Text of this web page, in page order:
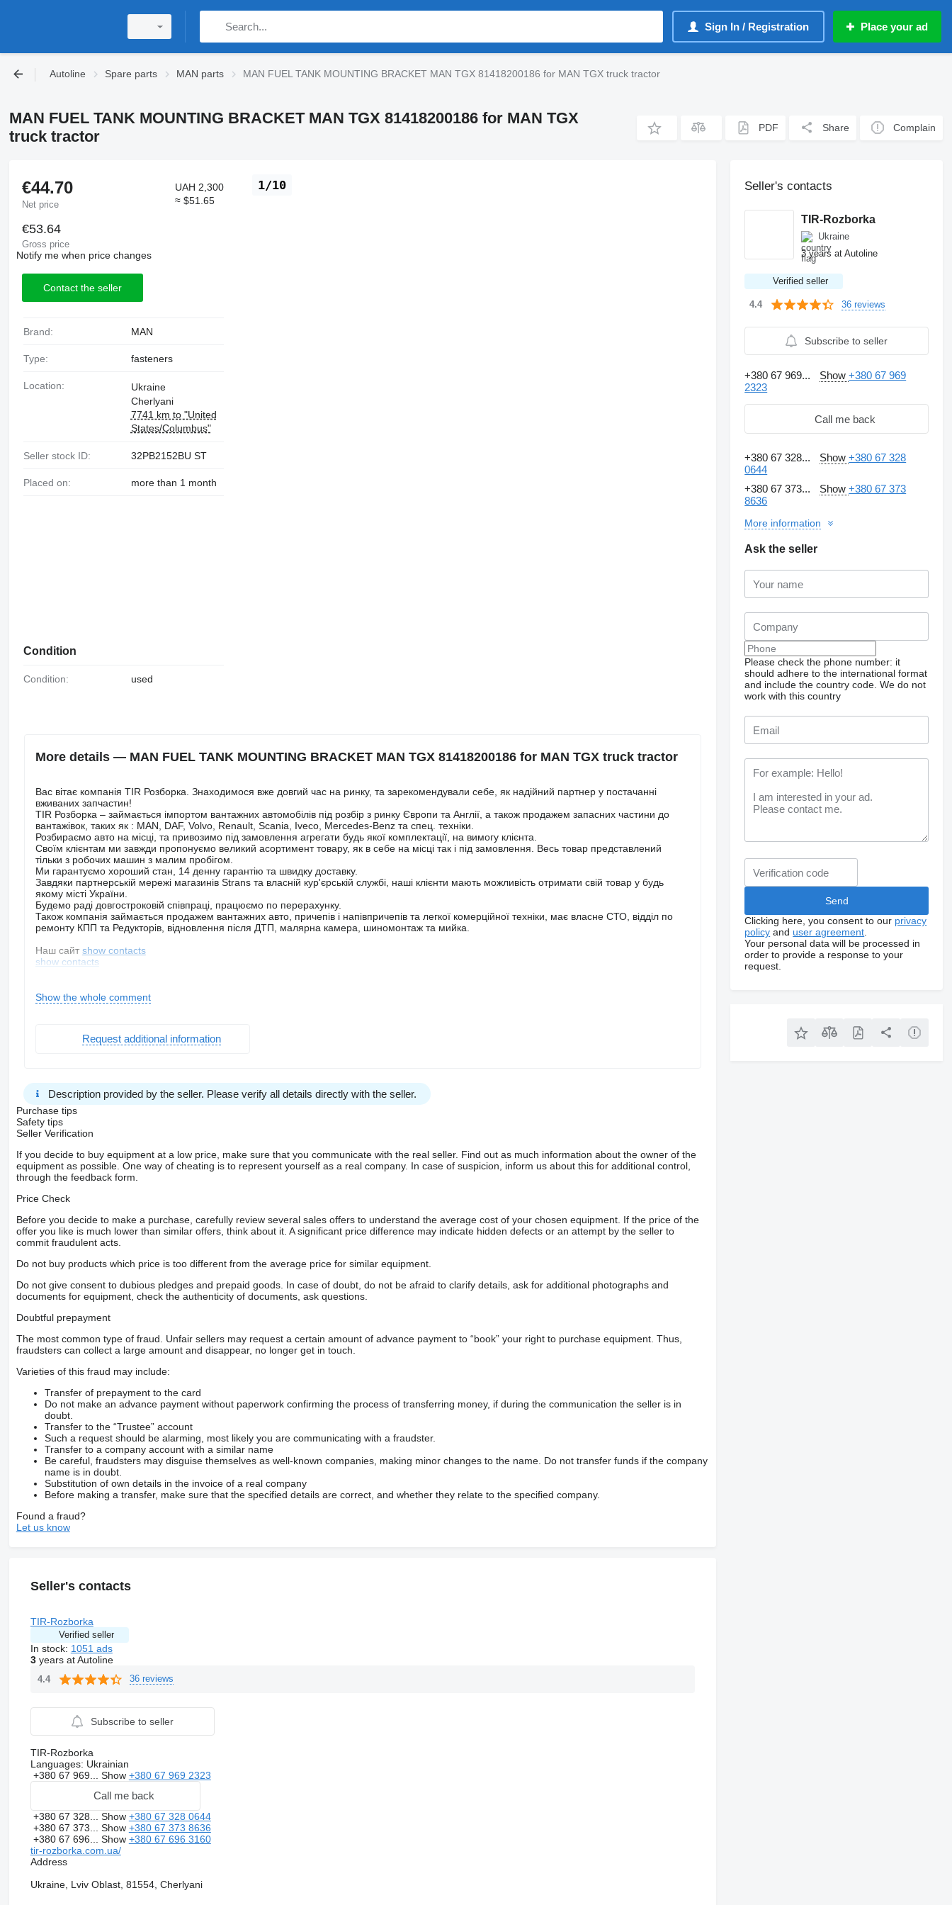
Sign In / Registration Place your ad
Autoline Spare parts MAN parts MAN FUEL TANK MOUNTING BRACKET MAN TGX 81418200186 for MAN TGX truck tractor
MAN FUEL TANK MOUNTING BRACKET MAN TGX 81418200186 for MAN TGX
truck tractor
PDF Share Complain
1/10
€44.70
Net price
UAH 2,300
≈ $51.65
€53.64
Gross price
Notify me when price changes
Contact the seller
Brand: MAN
Type: fasteners
Location:
Ukraine
Cherlyani
7741 km to "United
States/Columbus"
Seller stock ID: 32PB2152BU ST
Placed on: more than 1 month
Condition
Condition: used
More details — MAN FUEL TANK MOUNTING BRACKET MAN TGX 81418200186 for MAN TGX truck tractor
Вас вітає компанія TIR Розборка. Знаходимося вже довгий час на ринку, та зарекомендували себе, як надійний партнер у постачанні
вживаних запчастин!
TIR Розборка – займається імпортом вантажних автомобілів під розбір з ринку Європи та Англії, а також продажем запасних частини до
вантажівок, таких як : MAN, DAF, Volvo, Renault, Scania, Iveco, Mercedes-Benz та спец. техніки.
Розбираємо авто на місці, та привозимо під замовлення агрегати будь якої комплектації, на вимогу клієнта.
Своїм клієнтам ми завжди пропонуємо великий асортимент товару, як в себе на місці так і під замовлення. Весь товар представлений
тільки з робочих машин з малим пробігом.
Ми гарантуємо хороший стан, 14 денну гарантію та швидку доставку.
Завдяки партнерській мережі магазинів Strans та власній кур'єрській службі, наші клієнти мають можливість отримати свій товар у будь
якому місті України.
Будемо раді довгостроковій співпраці, працюємо по перерахунку.
Також компанія займається продажем вантажних авто, причепів і напівпричепів та легкої комерційної техніки, має власне СТО, відділ по
ремонту КПП та Редукторів, відновлення після ДТП, малярна камера, шиномонтаж та мийка.
Наш сайт show contacts
show contacts
КРОНШТЕЙН КРІПЛЕННЯ БАКА ПАЛИВА MAN TGX 81418200186 – ОРИГІНАЛ З РОЗБОРКИ
Потрібне надійне кріплення паливного бака для MAN TGX? У нас є перевірене рішення!
фіксацію бака на рамі автомобіля навіть у складних умовах експлуатації.
Модель авто: MAN TGX
Тип деталі: кронштейн кріплення паливного бака
Оригінальний номер: 81418200186
Стан: оригінал з розборки
Матеріал: метал
Деталь демонтована з вантажного автомобіля MAN без пошкоджень.
Перевірена, не має деформацій чи критичних дефектів. Повністю готова до встановлення та подальшої експлуатації.
Сумісність:
Підходить для:
MAN TGX
(можлива сумісність з іншими моделями MAN – уточнюйте у менеджера)
Переваги:
Оригінальна якість MAN
Висока міцність і довговічність
Стійкість до навантажень і вібрацій
Точна посадка без доопрацювань
Готовий до встановлення
Ціна: 2 300 грн
Доставка та видача:
Швидка доставка по всій Україні
Безкоштовний самовивіз у понад 50 партнерських точках Strans
Гарантована сумісність, швидке встановлення та оригінальна якість – усе, що потрібно для впевненого ремонту.
Усі запчастини проходять перевірку перед продажем.
Більш детально про кожну запчастину є в інших наших оголошеннях
Ми знаходимося:
Київ: вул. вул.Будіндустрії, 7
Отримання: безкоштовна доставка по всій мережі Strans, самовивіз, курʼєр, таксі, нова пошта.
Спосіб оплати: накладений платіж, на карту ПриватБанк, на розрахунки реквізити ФОП, Пром-оплата, безготівка з ПДВ (уточнюйте ціну та
Київ:
Львів:
Ціна і якість приємно здивують Вас. Будемо раді довгостроковій співпраці.
На нашій розборці Ви зможете знайти все, що необхідно для Вашого вантажного автомобіля:
Show the whole comment
Request additional information
Description provided by the seller. Please verify all details directly with the seller.
Purchase tips
Safety tips
Seller Verification
If you decide to buy equipment at a low price, make sure that you communicate with the real seller. Find out as much information about the owner of the
equipment as possible. One way of cheating is to represent yourself as a real company. In case of suspicion, inform us about this for additional control,
through the feedback form.
Price Check
Before you decide to make a purchase, carefully review several sales offers to understand the average cost of your chosen equipment. If the price of the
offer you like is much lower than similar offers, think about it. A significant price difference may indicate hidden defects or an attempt by the seller to
commit fraudulent acts.
Do not buy products which price is too different from the average price for similar equipment.
Do not give consent to dubious pledges and prepaid goods. In case of doubt, do not be afraid to clarify details, ask for additional photographs and
documents for equipment, check the authenticity of documents, ask questions.
Doubtful prepayment
The most common type of fraud. Unfair sellers may request a certain amount of advance payment to “book” your right to purchase equipment. Thus,
fraudsters can collect a large amount and disappear, no longer get in touch.
Varieties of this fraud may include:
Transfer of prepayment to the card
Do not make an advance payment without paperwork confirming the process of transferring money, if during the communication the seller is in
doubt.
Transfer to the “Trustee” account
Such a request should be alarming, most likely you are communicating with a fraudster.
Transfer to a company account with a similar name
Be careful, fraudsters may disguise themselves as well-known companies, making minor changes to the name. Do not transfer funds if the company
name is in doubt.
Substitution of own details in the invoice of a real company
Before making a transfer, make sure that the specified details are correct, and whether they relate to the specified company.
Found a fraud?
Let us know
Seller's contacts
TIR-Rozborka
Verified seller
In stock: 1051 ads
3years at Autoline
4.4 36 reviews
Subscribe to seller
TIR-Rozborka
Languages: Ukrainian
+380 67 969... Show +380 67 969 2323
Call me back
+380 67 328... Show +380 67 328 0644
+380 67 373... Show +380 67 373 8636
+380 67 696... Show +380 67 696 3160
tir-rozborka.com.ua/
Address
Ukraine, Lviv Oblast, 81554, Cherlyani
Seller's contacts
TIR-Rozborka
Ukraine
3 years at Autoline
Verified seller
4.4 36 reviews
Subscribe to seller
+380 67 969... Show+380 67 969
2323
Call me back
+380 67 328... Show+380 67 328
0644
+380 67 373...
Show+380 67 373
8636
More information
Ask the seller
Please check the phone number: it
should adhere to the international format
and include the country code. We do not
work with this country
Clicking here, you consent to our privacy
policy and user agreement
Your personal data will be processed in
order to provide a response to your
request.